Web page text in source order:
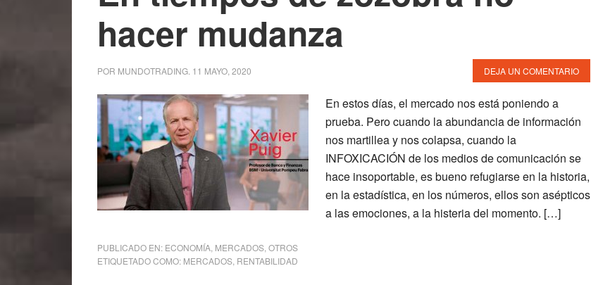
hacer mudanza
POR MUNDOTRADING 11 MAYO, 2020 DEJA UN COMENTARIO
En estos días, el mercado nos está poniendo a
prueba. Pero cuando la abundancia de información
nos martillea y nos colapsa, cuando la
INFOXICACIÓN de los medios de comunicación se
hace insoportable, es bueno refugiarse en la historia,
en la estadística, en los números, ellos son asépticos
a las emociones, a la histeria del momento. […]
PUBLICADO EN: ECONOMÍA MERCADOS OTROS
ETIQUETADO COMO: MERCADOS RENTABILIDAD